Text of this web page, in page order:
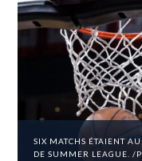
SIX MATCHS ÉTAIENT
DE SUMMER LEAGUE. /